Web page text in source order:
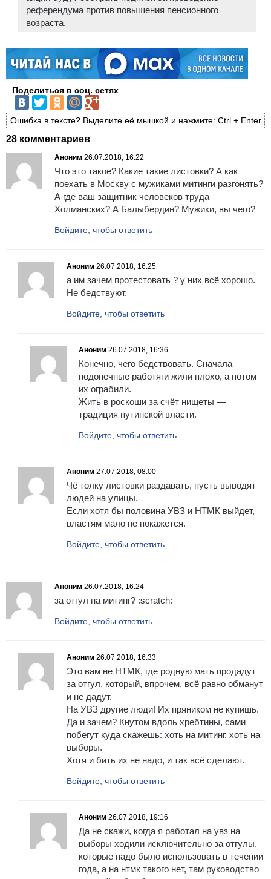
референдума против повышения пенсионного
возраста.
Поделиться в соц. сетях
Ошибка в тексте? Выделите её мышкой и нажмите: Ctrl + Enter
28 комментариев
Аноним 26.07.2018, 16:22
Что это такое? Какие такие листовки? А как
поехать в Москву с мужиками митинги разгонять?
А где ваш защитник человеков труда
Холманских? А Балыбердин? Мужики, вы чего?
Войдите, чтобы ответить
Аноним 26.07.2018, 16:25
а им зачем протестовать ? у них всё хорошо.
Не бедствуют.
Войдите, чтобы ответить
Аноним 26.07.2018, 16:36
Конечно, чего бедствовать. Сначала
подопечные работяги жили плохо, а потом
их ограбили.
Жить в роскоши за счёт нищеты —
традиция путинской власти.
Войдите, чтобы ответить
Аноним 27.07.2018, 08:00
Чё толку листовки раздавать, пусть выводят
людей на улицы.
Если хотя бы половина УВЗ и НТМК выйдет,
властям мало не покажется.
Войдите, чтобы ответить
Аноним 26.07.2018, 16:24
за отгул на митинг? :scratch:
Войдите, чтобы ответить
Аноним 26.07.2018, 16:33
Это вам не НТМК, где родную мать продадут
за отгул, который, впрочем, всё равно обманут
и не дадут.
На УВЗ другие люди! Их пряником не купишь.
Да и зачем? Кнутом вдоль хребтины, сами
побегут куда скажешь: хоть на митинг, хоть на
выборы.
Хотя и бить их не надо, и так всё сделают.
Войдите, чтобы ответить
Аноним 26.07.2018, 19:16
Да не скажи, когда я работал на увз на
выборы ходили исключительно за отгулы,
которые надо было использовать в течении
года, а на нтмк такого нет, там руководство